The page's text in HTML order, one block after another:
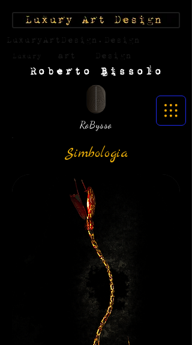
Roberto Bissolo
RoBysso
Luxury art Design
LuxuryArtDesign.Design
Simbologia